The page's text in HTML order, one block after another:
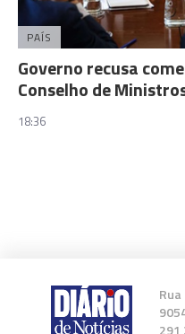
PAÍS
Governo recusa
Conselho de
18:36
291